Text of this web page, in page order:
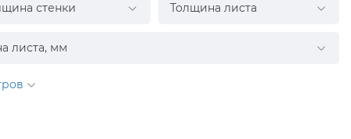
стенки Толщина листа
листа, мм